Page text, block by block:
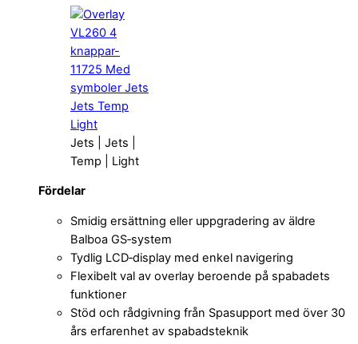
Jets | Jets |
Temp | Light
Fördelar
Smidig ersättning eller uppgradering av äldre
Balboa GS‑system
Tydlig LCD‑display med enkel navigering
Flexibelt val av overlay beroende på spabadets
funktioner
Stöd och rådgivning från Spasupport med över 30
års erfarenhet av spabadsteknik